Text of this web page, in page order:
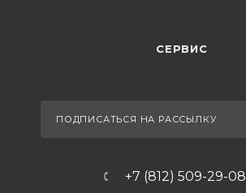
СЕРВИС
ПОДПИСАТЬСЯ НА РАССЫЛКУ
+7 (812) 509-29-08